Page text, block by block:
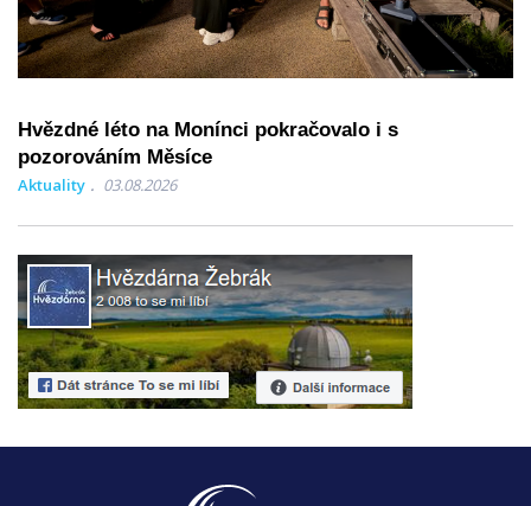
Hvězdné léto na Monínci pokračovalo i s
pozorováním Měsíce
Aktuality 03.08.2026